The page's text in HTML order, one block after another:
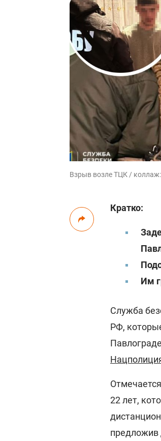
Взрыв возле ТЦК /
Кратко:
Им
Служба
РФ,
22 лет,
предложив